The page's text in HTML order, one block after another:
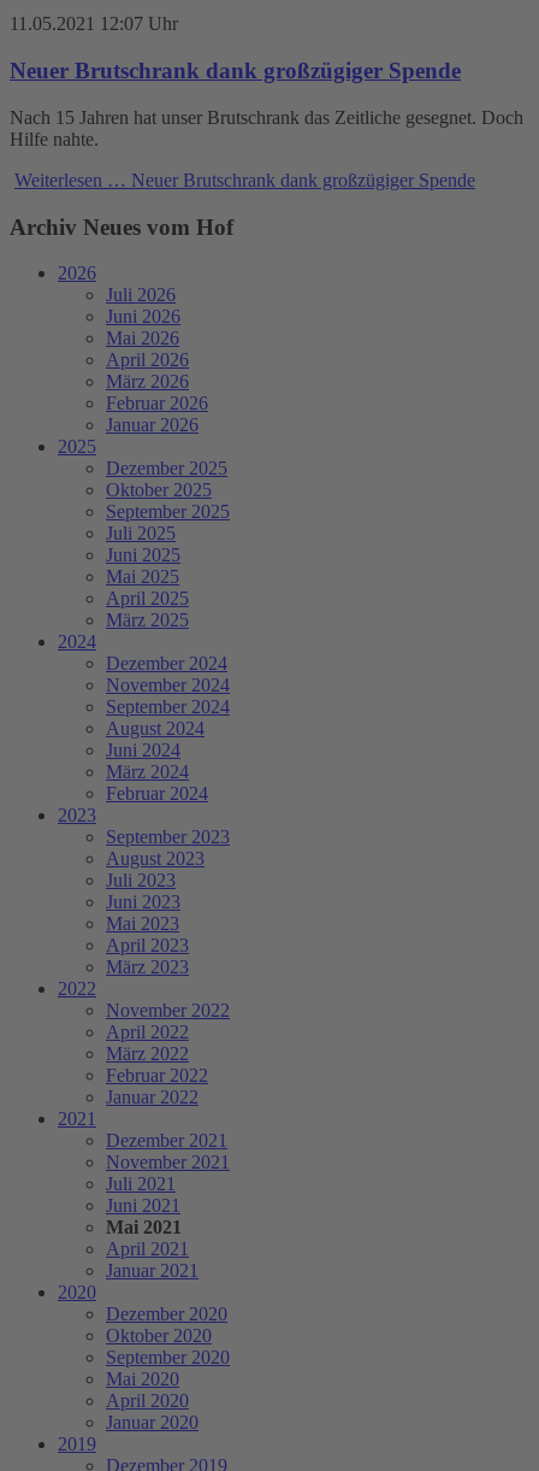
11.05.2021 12:07 Uhr
Neuer Brutschrank dank großzügiger Spende
Nach 15 Jahren hat unser Brutschrank das Zeitliche gesegnet. Doch
Hilfe nahte.
Weiterlesen … Neuer Brutschrank dank großzügiger Spende
Archiv Neues vom Hof
2026
Juli 2026
Juni 2026
Mai 2026
April 2026
März 2026
Februar 2026
Januar 2026
2025
Dezember 2025
Oktober 2025
September 2025
Juli 2025
Juni 2025
Mai 2025
April 2025
März 2025
2024
Dezember 2024
November 2024
September 2024
August 2024
Juni 2024
März 2024
Februar 2024
2023
September 2023
August 2023
Juli 2023
Juni 2023
Mai 2023
April 2023
März 2023
2022
November 2022
April 2022
März 2022
Februar 2022
Januar 2022
2021
Dezember 2021
November 2021
Juli 2021
Juni 2021
Mai 2021
April 2021
Januar 2021
2020
Dezember 2020
Oktober 2020
September 2020
Mai 2020
April 2020
Januar 2020
2019
Dezember 2019